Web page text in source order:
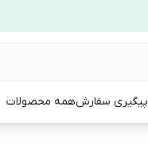
پیگیری سفارشهمه محصولات